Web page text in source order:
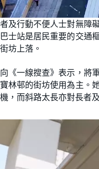
及行動不便人士對無障
士站是居民重要的交通
坊上落。
《一線搜查》表示，將
林邨的街坊使用為主。
，而斜路太長亦對長者